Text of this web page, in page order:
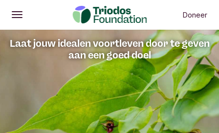
Openen
Hoofdmenu Doneer
Vorige menu-items
Waarom nalaten? Zo werkt nalaten
Laat jouw idealen voortleven door te geven
aan een goed doel